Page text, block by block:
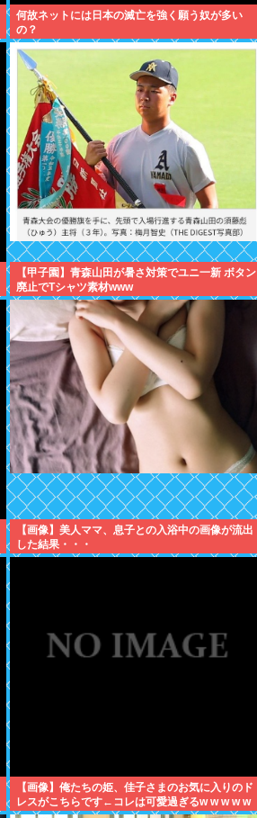
何故ネットには日本の滅亡を強く願う奴が多い
の？
【甲子園】青森山田が暑さ対策でユニ一新 ボタン
廃止でTシャツ素材www
【画像】美人ママ、息子との入浴中の画像が流出
した結果・・・
【画像】俺たちの姫、佳子さまのお気に入りのド
レスがこちらです←コレは可愛過ぎるw w w w w